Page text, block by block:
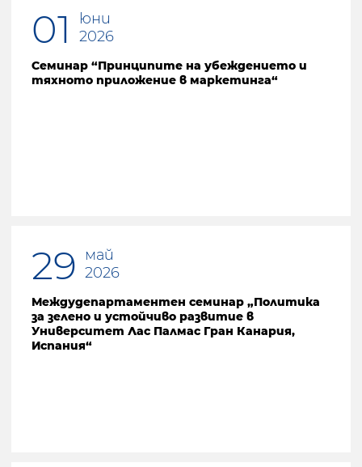
01
юни
2026
Семинар “Принципите на убеждението и
тяхното приложение в маркетинга“
29
май
2026
Междудепартаментен семинар „Политика
за зелено и устойчиво развитие в
Университет Лас Палмас Гран Канария,
Испания“
Предишна страница